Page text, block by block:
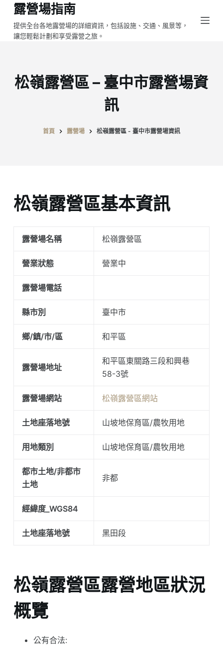
跳
至
主
容
露營場指南
提供全台各地露營場的詳細資訊，包括設施、交通、風景等，
讓您輕鬆計劃和享受露營之旅。
松嶺露營區 – 臺中市露營場資
訊
首頁 露營場 松嶺露營區 - 臺中市露營場資訊
松嶺露營區基本資訊
露營場名稱 松嶺露營區
營業狀態 營業中
露營場電話
縣市別 臺中市
鄉/鎮/市/區 和平區
露營場地址
和平區東關路三段和興巷
58-3號
露營場網站 松嶺露營區網站
土地座落地號 山坡地保育區/農牧用地
用地類別 山坡地保育區/農牧用地
都市土地/非都市
土地
非都
經緯度_WGS84
土地座落地號 黑田段
松嶺露營區露營地區狀況
概覽
公有合法: